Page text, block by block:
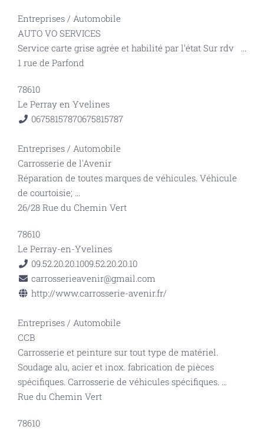
Entreprises / Automobile
AUTO VO SERVICES
Service carte grise agrée et habilité par l’état Sur rdv ...
1 rue de Parfond
78610
Le Perray en Yvelines
06758157870675815787
Entreprises / Automobile
Carrosserie de l'Avenir
Réparation de toutes marques de véhicules. Véhicule
de courtoisie; ...
26/28 Rue du Chemin Vert
78610
Le Perray-en-Yvelines
09.52.20.20.1009.52.20.20.10
carrosserieavenir@gmail.com
http://www.carrosserie-avenir.fr/
Entreprises / Automobile
CCB
Carrosserie et peinture sur tout type de matériel.
Soudage alu, acier et inox. fabrication de pièces
spécifiques. Carrosserie de véhicules spécifiques. ...
Rue du Chemin Vert
78610